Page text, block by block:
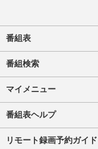
番組表
番組検索
マイメニュー
番組表ヘルプ
リモート録画予約ガイド